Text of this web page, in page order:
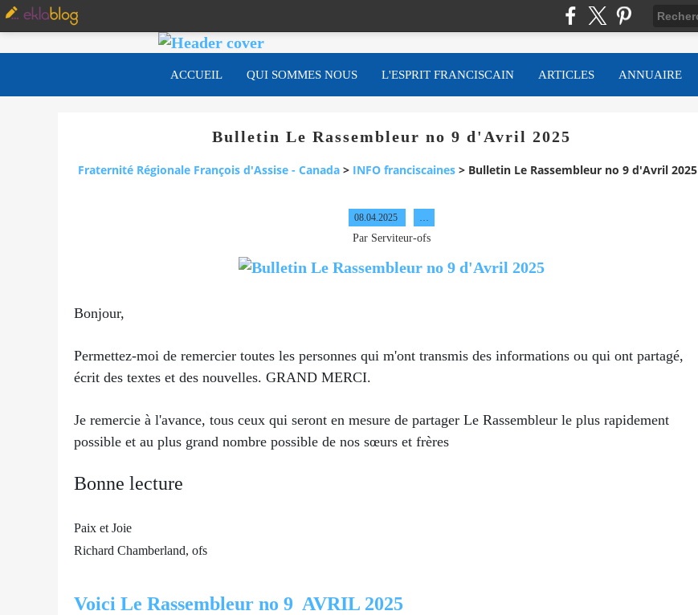
ACCUEIL QUI SOMMES NOUS L'ESPRIT FRANCISCAIN ARTICLES ANNUAIRE
Bulletin Le Rassembleur no 9 d'Avril 2025
Fraternité Régionale François d'Assise - Canada > INFO franciscaines > Bulletin Le Rassembleur no 9 d'Avril 2025
08.04.2025
Par Serviteur-ofs
Bonjour,
Permettez-moi de remercier toutes les personnes qui m'ont transmis des informations ou qui ont partagé,
écrit des textes et des nouvelles. GRAND MERCI.
Je remercie à l'avance, tous ceux qui seront en mesure de partager Le Rassembleur le plus rapidement
possible et au plus grand nombre possible de nos sœurs et frères
Bonne lecture
Paix et Joie
Richard Chamberland, ofs
Voici Le Rassembleur no 9 AVRIL 2025